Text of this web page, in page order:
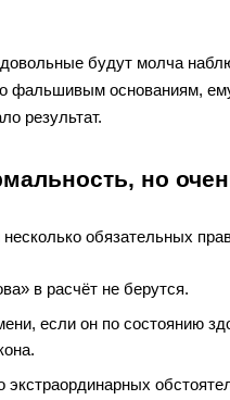
будут молча
фальшивым основаниям,
результат.
но
обязательных
в расчёт не берутся.
если он по состоянию